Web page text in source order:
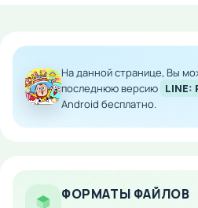
Специальные усилители и
преодолевать сложные
Экспериментируйте с
Особенности мода:
На данной странице, Вы
последнюю версию LINE:
Android бесплатно.
ФОРМАТЫ ФАЙЛОВ